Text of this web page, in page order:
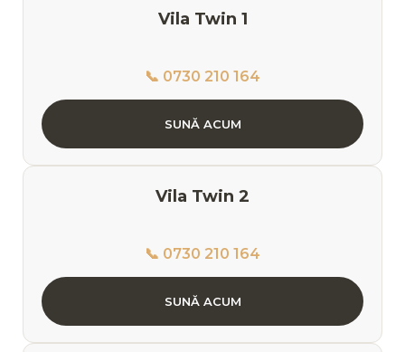
Vila Twin 1
📞 0730 210 164
SUNĂ ACUM
Vila Twin 2
📞 0730 210 164
SUNĂ ACUM